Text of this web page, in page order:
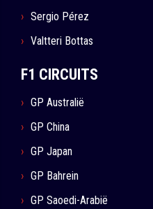
Sergio Pérez
Valtteri Bottas
F1 CIRCUITS
GP Australië
GP China
GP Japan
GP Bahrein
GP Saoedi-Arabië